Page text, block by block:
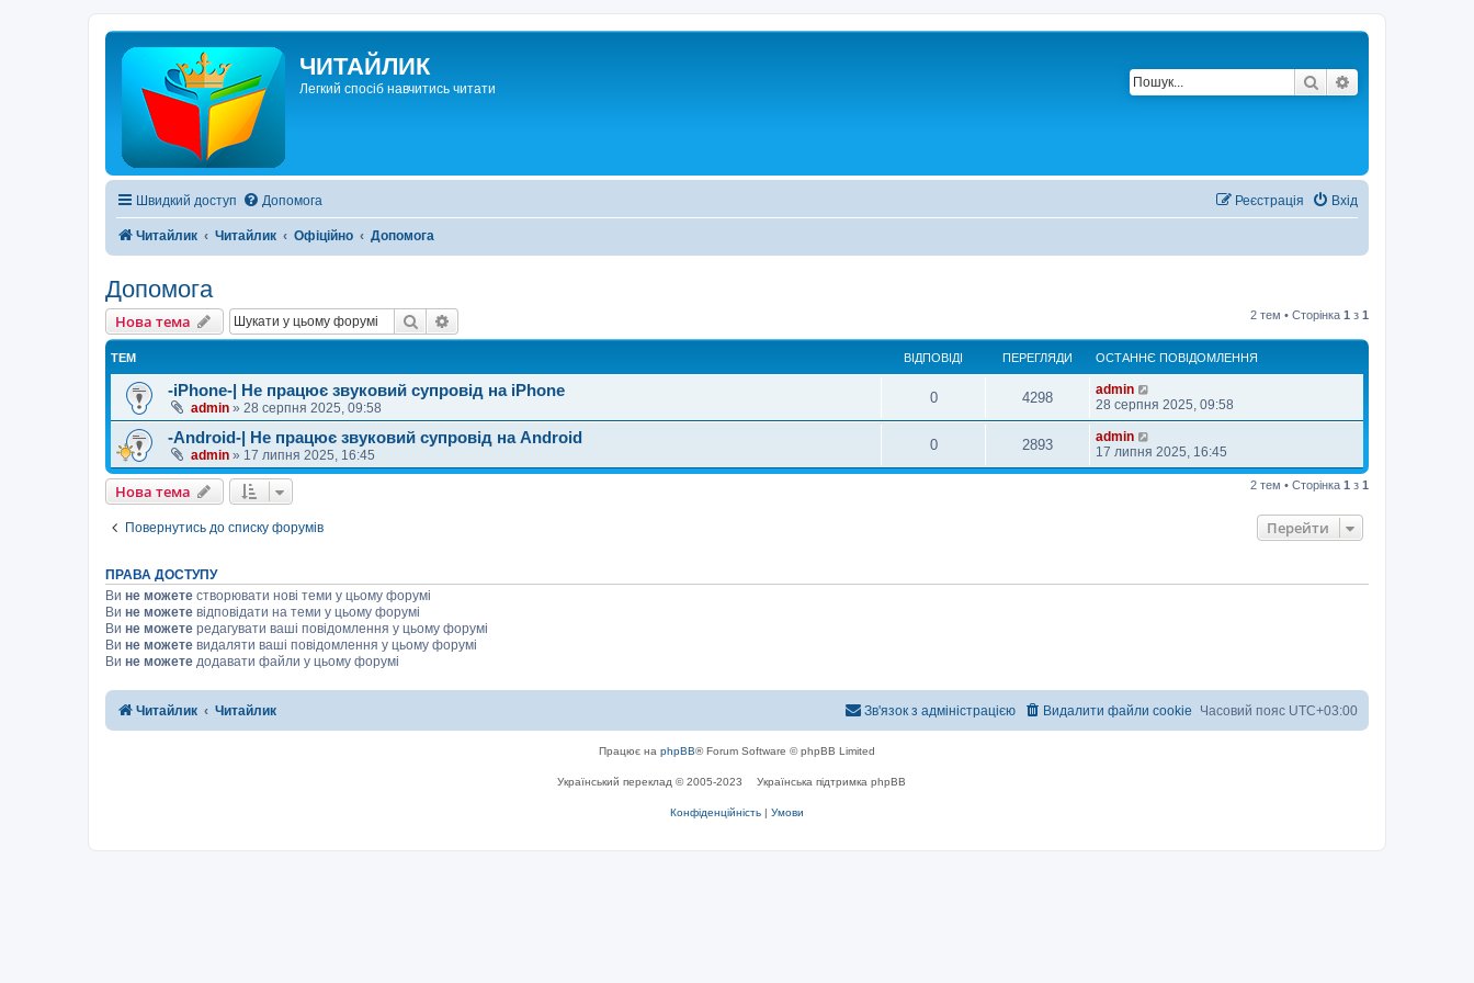
ЧИТАЙЛИК
Легкий спосіб навчитись читати Пошук
Швидкий доступ Допомога Вхід
Реєстрація
Читайлик Читайлик Офіційно Допомога
Допомога
Нова тема Пошук 2 тем • Сторінка 1 з 1
ТЕМ ВІДПОВІДІ ПЕРЕГЛЯДИ ОСТАННЄ ПОВІДОМЛЕННЯ
-iPhone-| Не працює звуковий супровід на iPhone
admin » 28 серпня 2025, 09:58
0 4298
admin
28 серпня 2025, 09:58
-Android-| Не працює звуковий супровід на Android
admin » 17 липня 2025, 16:45
0 2893
admin
17 липня 2025, 16:45
Нова тема 2 тем • Сторінка 1 з 1
Повернутись до списку форумів Перейти
ПРАВА ДОСТУПУ
Ви не можете створювати нові теми у цьому форумі
Ви не можете відповідати на теми у цьому форумі
Ви не можете редагувати ваші повідомлення у цьому форумі
Ви не можете видаляти ваші повідомлення у цьому форумі
Ви не можете додавати файли у цьому форумі
Читайлик Читайлик Часовий пояс UTC+03:00
Видалити файли cookie
Зв'язок з адміністрацією
Працює на phpBB® Forum Software © phpBB Limited
Український переклад © 2005-2023 Українська підтримка phpBB
Конфіденційність | Умови